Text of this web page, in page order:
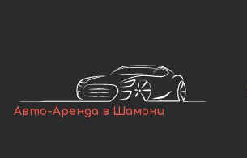
Авто-Аренда в Шамони